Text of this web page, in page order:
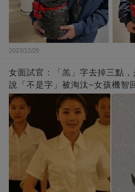
2023/12/20
女面試官：「羔」字去掉三點
說「不是字」被淘汰~女孩機智